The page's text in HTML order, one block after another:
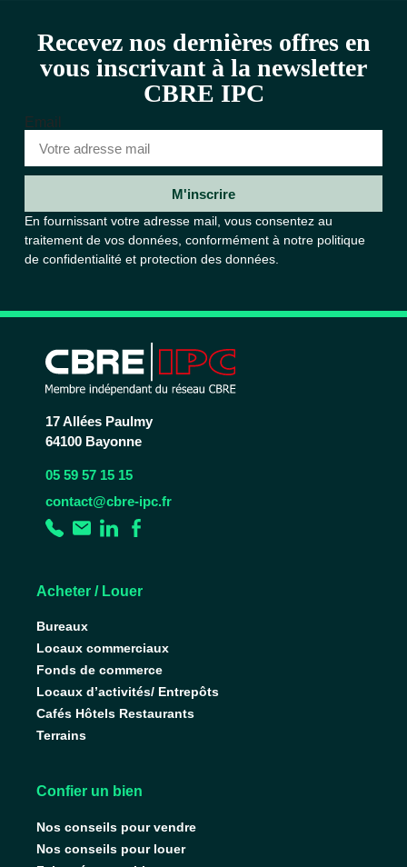
Recevez nos dernières offres en
vous inscrivant à la newsletter
CBRE IPC
Email
M'inscrire
En fournissant votre adresse mail, vous consentez au
traitement de vos données, conformément à notre politique
de confidentialité et protection des données.
17 Allées Paulmy
64100 Bayonne
05 59 57 15 15
contact@cbre-ipc.fr
Acheter / Louer
Bureaux
Locaux commerciaux
Fonds de commerce
Locaux d’activités/ Entrepôts
Cafés Hôtels Restaurants
Terrains
Confier un bien
Nos conseils pour vendre
Nos conseils pour louer